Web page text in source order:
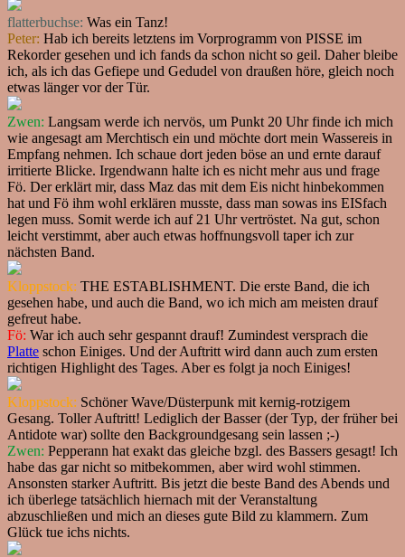
flatterbuchse: Was ein Tanz!
Peter: Hab ich bereits letztens im Vorprogramm von PISSE im
Rekorder gesehen und ich fands da schon nicht so geil. Daher bleibe
ich, als ich das Gefiepe und Gedudel von draußen höre, gleich noch
etwas länger vor der Tür.
Zwen: Langsam werde ich nervös, um Punkt 20 Uhr finde ich mich
wie angesagt am Merchtisch ein und möchte dort mein Wassereis in
Empfang nehmen. Ich schaue dort jeden böse an und ernte darauf
irritierte Blicke. Irgendwann halte ich es nicht mehr aus und frage
Fö. Der erklärt mir, dass Maz das mit dem Eis nicht hinbekommen
hat und Fö ihm wohl erklären musste, dass man sowas ins EISfach
legen muss. Somit werde ich auf 21 Uhr vertröstet. Na gut, schon
leicht verstimmt, aber auch etwas hoffnungsvoll taper ich zur
nächsten Band.
Kloppstock: THE ESTABLISHMENT. Die erste Band, die ich
gesehen habe, und auch die Band, wo ich mich am meisten drauf
gefreut habe.
Fö: War ich auch sehr gespannt drauf! Zumindest versprach die
Platte schon Einiges. Und der Auftritt wird dann auch zum ersten
richtigen Highlight des Tages. Aber es folgt ja noch Einiges!
Kloppstock: Schöner Wave/Düsterpunk mit kernig-rotzigem
Gesang. Toller Auftritt! Lediglich der Basser (der Typ, der früher bei
Antidote war) sollte den Backgroundgesang sein lassen ;-)
Zwen: Pepperann hat exakt das gleiche bzgl. des Bassers gesagt! Ich
habe das gar nicht so mitbekommen, aber wird wohl stimmen.
Ansonsten starker Auftritt. Bis jetzt die beste Band des Abends und
ich überlege tatsächlich hiernach mit der Veranstaltung
abzuschließen und mich an dieses gute Bild zu klammern. Zum
Glück tue ichs nichts.